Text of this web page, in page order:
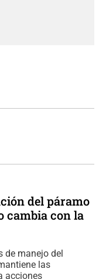
del páramo
cambia con la
de manejo del
las
acciones